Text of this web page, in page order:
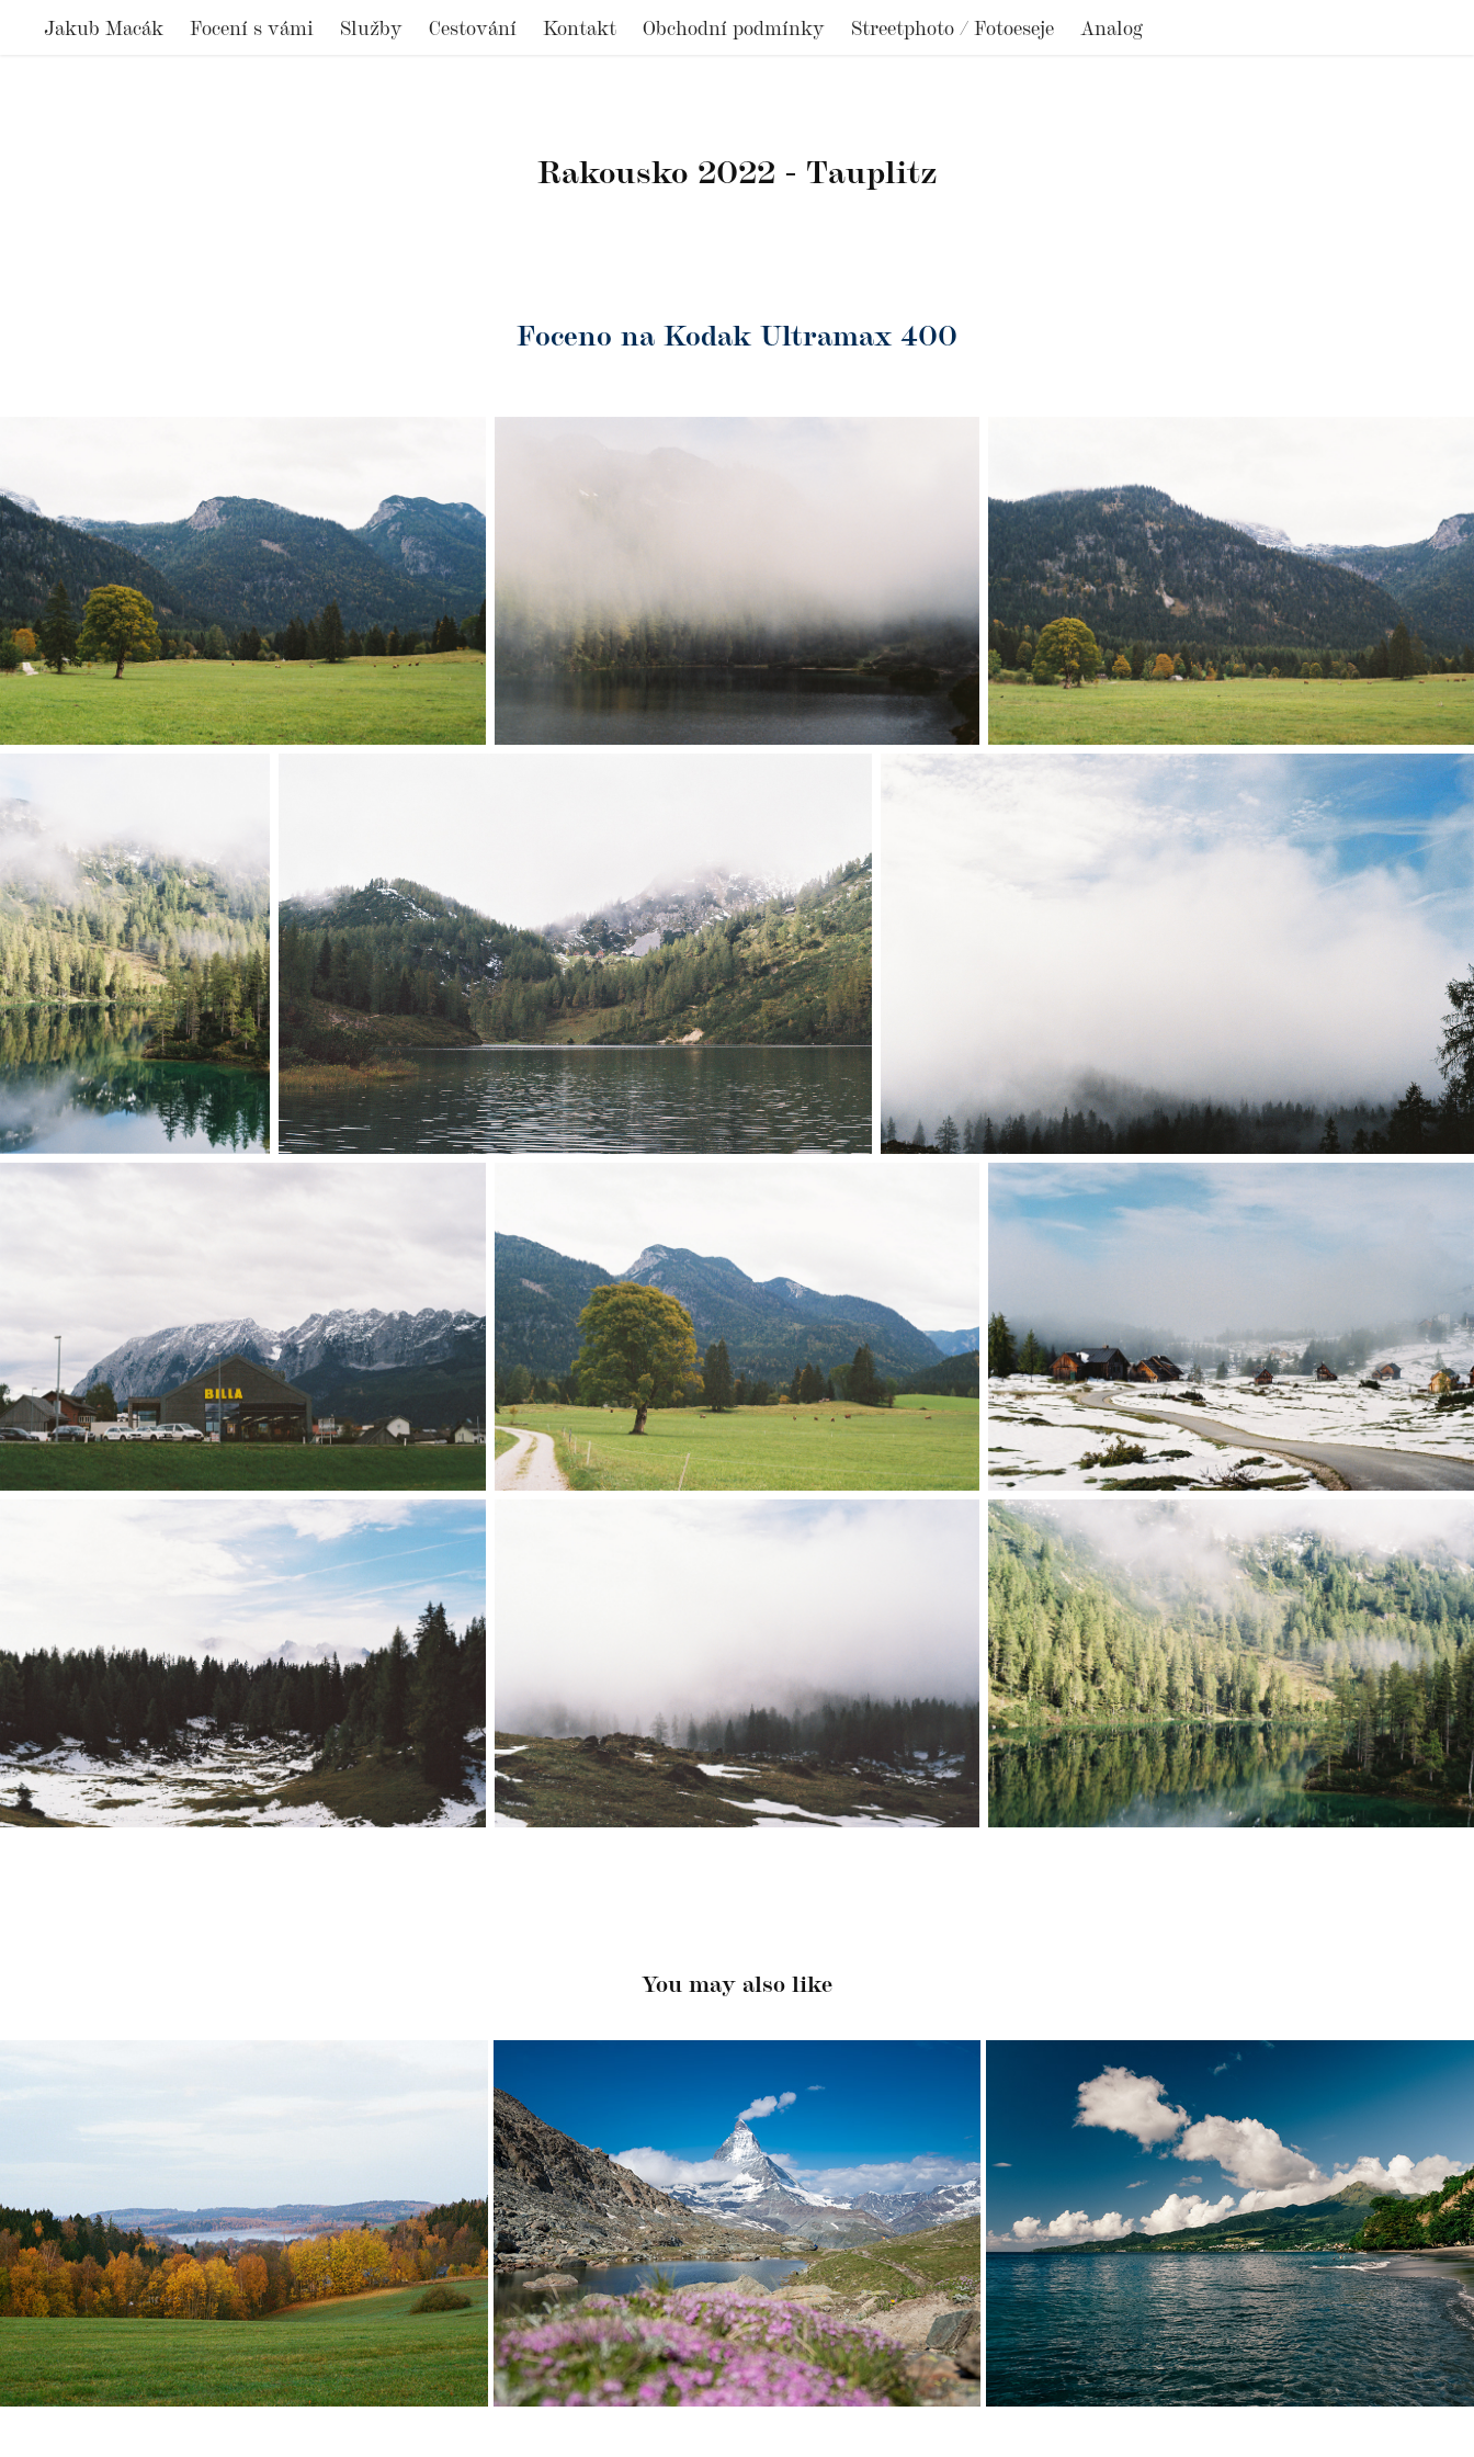
Jakub Macák Focení s vámi Služby Cestování Kontakt Obchodní podmínky Streetphoto / Fotoeseje Analog
Rakousko 2022 - Tauplitz
Foceno na Kodak Ultramax 400
You may also like
Orlické hory - říjen 2022
2022
Švýcarsko 2021 - Matterhorn
2021
Martinik 2019
2021